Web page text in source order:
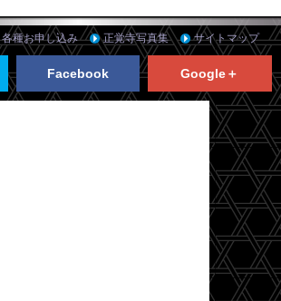
各種お申し込み 正覚寺写真集 サイトマップ
Facebook Google＋